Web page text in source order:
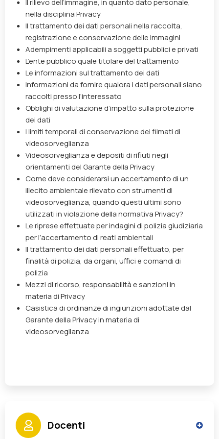
Il rilievo dell’immagine, in quanto dato personale,
nella disciplina Privacy
Il trattamento dei dati personali nella raccolta,
registrazione e conservazione delle immagini
Adempimenti applicabili a soggetti pubblici e privati
L’ente pubblico quale titolare del trattamento
Le informazioni sul trattamento dei dati
Informazioni da fornire qualora i dati personali siano
raccolti presso l’interessato
Obblighi di valutazione d’impatto sulla protezione
dei dati
I limiti temporali di conservazione dei filmati di
videosorveglianza
Videosorveglianza e depositi di rifiuti negli
orientamenti del Garante della Privacy
Come deve considerarsi un accertamento di un
illecito ambientale rilevato con strumenti di
videosorveglianza, quando questi ultimi sono
utilizzati in violazione della normativa Privacy?
Le riprese effettuate per indagini di polizia giudiziaria
per l’accertamento di reati ambientali
Il trattamento dei dati personali effettuato, per
finalità di polizia, da organi, uffici e comandi di
polizia
Mezzi di ricorso, responsabilità e sanzioni in
materia di Privacy
Casistica di ordinanze di ingiunzioni adottate dal
Garante della Privacy in materia di
videosorveglianza
Docenti